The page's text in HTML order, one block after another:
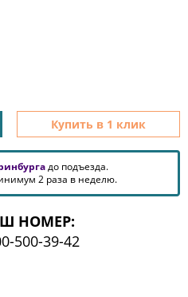
Купить в 1 клик
до подъезда.
2 раза в неделю.
НОМЕР:
500-39-42